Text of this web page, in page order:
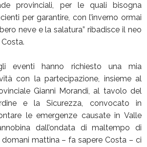
provinciali, per le quali bisogna
per garantire, con l’inverno ormai
neve e la salatura” ribadisce il neo
eventi hanno richiesto una mia
con la partecipazione, insieme al
Gianni Morandi, al tavolo del
e la Sicurezza, convocato in
le emergenze causate in Valle
dall’ondata di maltempo di
mattina – fa sapere Costa – ci